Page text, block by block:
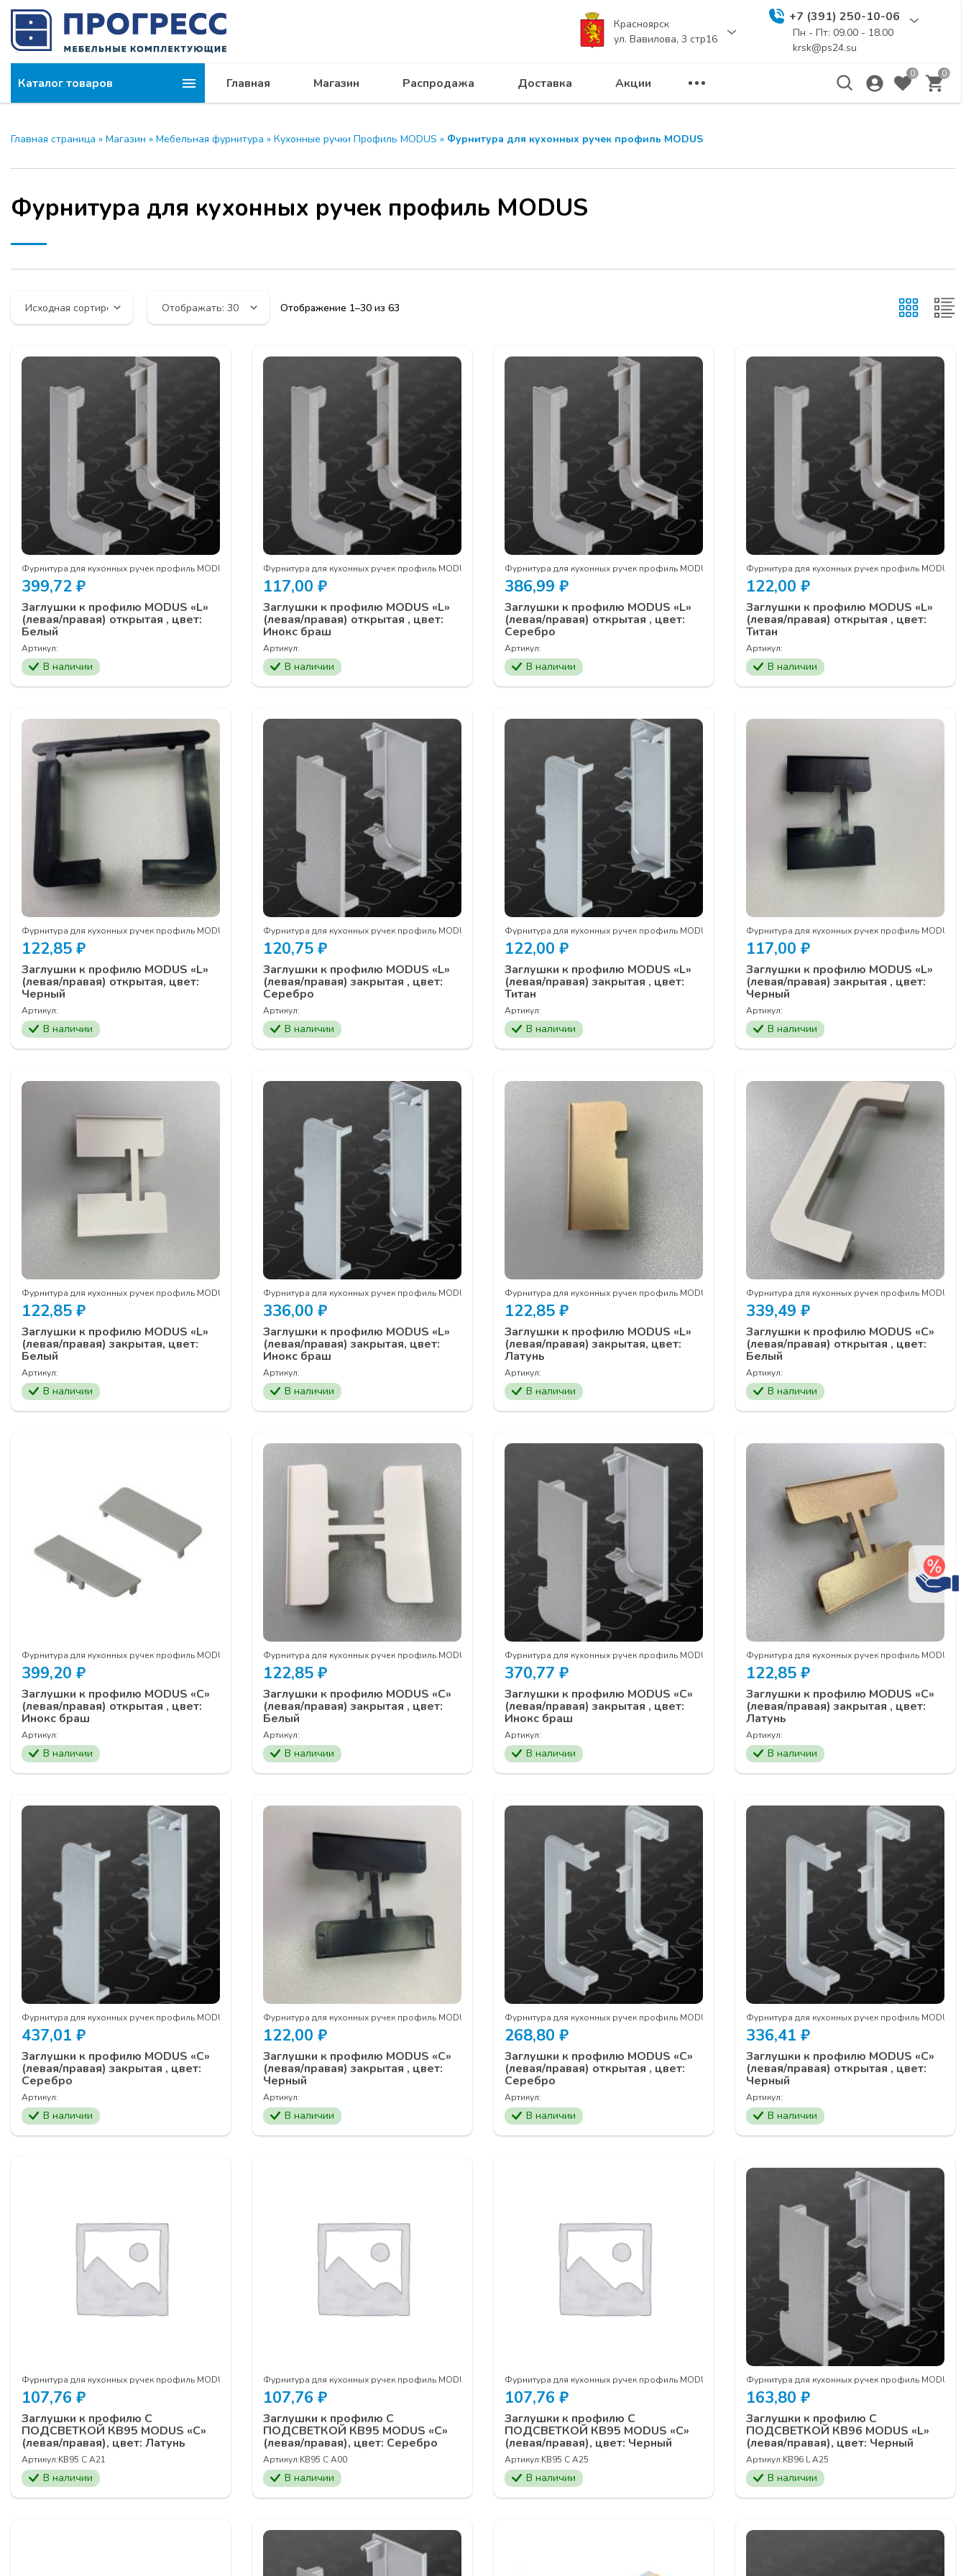
Красноярск
ул. Вавилова, 3 стр16
+7 (391) 250-10-06
Пн - Пт: 09.00 - 18.00
krsk@ps24.su
Каталог товаров Главная Магазин Распродажа Доставка Акции
0 0
Главная страница » Магазин » Мебельная фурнитура » Кухонные ручки Профиль MODUS » Фурнитура для кухонных ручек профиль MODUS
Фурнитура для кухонных ручек профиль MODUS
Отображение 1–30 из 63
Фурнитура для кухонных ручек профиль MODUS
399,72 ₽
Заглушки к профилю MODUS «L»
(левая/правая) открытая , цвет:
Белый
Артикул:
В наличии
Фурнитура для кухонных ручек профиль MODUS
117,00 ₽
Заглушки к профилю MODUS «L»
(левая/правая) открытая , цвет:
Инокс браш
Артикул:
В наличии
Фурнитура для кухонных ручек профиль MODUS
386,99 ₽
Заглушки к профилю MODUS «L»
(левая/правая) открытая , цвет:
Серебро
Артикул:
В наличии
Фурнитура для кухонных ручек профиль MODUS
122,00 ₽
Заглушки к профилю MODUS «L»
(левая/правая) открытая , цвет:
Титан
Артикул:
В наличии
Фурнитура для кухонных ручек профиль MODUS
122,85 ₽
Заглушки к профилю MODUS «L»
(левая/правая) открытая, цвет:
Черный
Артикул:
В наличии
Фурнитура для кухонных ручек профиль MODUS
120,75 ₽
Заглушки к профилю MODUS «L»
(левая/правая) закрытая , цвет:
Серебро
Артикул:
В наличии
Фурнитура для кухонных ручек профиль MODUS
122,00 ₽
Заглушки к профилю MODUS «L»
(левая/правая) закрытая , цвет:
Титан
Артикул:
В наличии
Фурнитура для кухонных ручек профиль MODUS
117,00 ₽
Заглушки к профилю MODUS «L»
(левая/правая) закрытая , цвет:
Черный
Артикул:
В наличии
Фурнитура для кухонных ручек профиль MODUS
122,85 ₽
Заглушки к профилю MODUS «L»
(левая/правая) закрытая, цвет:
Белый
Артикул:
В наличии
Фурнитура для кухонных ручек профиль MODUS
336,00 ₽
Заглушки к профилю MODUS «L»
(левая/правая) закрытая, цвет:
Инокс браш
Артикул:
В наличии
Фурнитура для кухонных ручек профиль MODUS
122,85 ₽
Заглушки к профилю MODUS «L»
(левая/правая) закрытая, цвет:
Латунь
Артикул:
В наличии
Фурнитура для кухонных ручек профиль MODUS
339,49 ₽
Заглушки к профилю MODUS «С»
(левая/правая) открытая , цвет:
Белый
Артикул:
В наличии
Фурнитура для кухонных ручек профиль MODUS
399,20 ₽
Заглушки к профилю MODUS «С»
(левая/правая) открытая , цвет:
Инокс браш
Артикул:
В наличии
Фурнитура для кухонных ручек профиль MODUS
122,85 ₽
Заглушки к профилю MODUS «С»
(левая/правая) закрытая , цвет:
Белый
Артикул:
В наличии
Фурнитура для кухонных ручек профиль MODUS
370,77 ₽
Заглушки к профилю MODUS «С»
(левая/правая) закрытая , цвет:
Инокс браш
Артикул:
В наличии
Фурнитура для кухонных ручек профиль MODUS
122,85 ₽
Заглушки к профилю MODUS «С»
(левая/правая) закрытая , цвет:
Латунь
Артикул:
В наличии
Фурнитура для кухонных ручек профиль MODUS
437,01 ₽
Заглушки к профилю MODUS «С»
(левая/правая) закрытая , цвет:
Серебро
Артикул:
В наличии
Фурнитура для кухонных ручек профиль MODUS
122,00 ₽
Заглушки к профилю MODUS «С»
(левая/правая) закрытая , цвет:
Черный
Артикул:
В наличии
Фурнитура для кухонных ручек профиль MODUS
268,80 ₽
Заглушки к профилю MODUS «С»
(левая/правая) открытая , цвет:
Серебро
Артикул:
В наличии
Фурнитура для кухонных ручек профиль MODUS
336,41 ₽
Заглушки к профилю MODUS «С»
(левая/правая) открытая , цвет:
Черный
Артикул:
В наличии
Фурнитура для кухонных ручек профиль MODUS
107,76 ₽
Заглушки к профилю С
ПОДСВЕТКОЙ КВ95 MODUS «C»
(левая/правая), цвет: Латунь
Артикул:KB95 C А21
В наличии
Фурнитура для кухонных ручек профиль MODUS
107,76 ₽
Заглушки к профилю С
ПОДСВЕТКОЙ КВ95 MODUS «C»
(левая/правая), цвет: Серебро
Артикул:KB95 C A00
В наличии
Фурнитура для кухонных ручек профиль MODUS
107,76 ₽
Заглушки к профилю С
ПОДСВЕТКОЙ КВ95 MODUS «C»
(левая/правая), цвет: Черный
Артикул:KB95 C A25
В наличии
Фурнитура для кухонных ручек профиль MODUS
163,80 ₽
Заглушки к профилю С
ПОДСВЕТКОЙ КВ96 MODUS «L»
(левая/правая), цвет: Черный
Артикул:KB96 L A25
В наличии